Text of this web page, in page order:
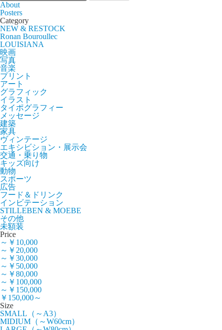
About
Posters
Category
NEW & RESTOCK
Ronan Bouroullec
LOUISIANA
映画
写真
音楽
プリント
アート
グラフィック
イラスト
タイポグラフィー
メッセージ
建築
家具
ヴィンテージ
エキシビション・展示会
交通・乗り物
キッズ向け
動物
スポーツ
広告
フード＆ドリンク
インビテーション
STILLEBEN & MOEBE
その他
未額装
Price
～￥10,000
～￥20,000
～￥30,000
～￥50,000
～￥80,000
～￥100,000
～￥150,000
￥150,000～
Size
SMALL（～A3）
MIDIUM（～W60cm）